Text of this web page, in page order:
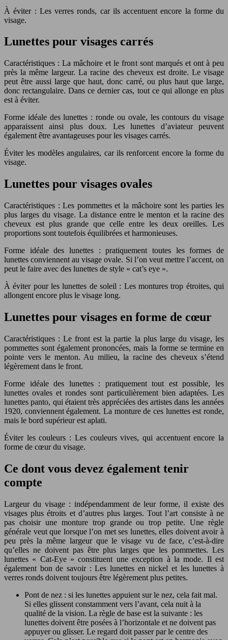
À éviter : Les verres ronds, car ils accentuent encore la forme du
visage.
Lunettes pour visages carrés
Caractéristiques : La mâchoire et le front sont marqués et ont à peu
près la même largeur. La racine des cheveux est droite. Le visage
peut être aussi large que haut, donc carré, ou plus haut que large,
donc rectangulaire. Dans ce dernier cas, tout ce qui allonge en plus
est à éviter.
Forme idéale des lunettes : ronde ou ovale, les contours du visage
apparaissent ainsi plus doux. Les lunettes d’aviateur peuvent
également être avantageuses pour les visages carrés.
Éviter les modèles angulaires, car ils renforcent encore la forme du
visage.
Lunettes pour visages ovales
Caractéristiques : Les pommettes et la mâchoire sont les parties les
plus larges du visage. La distance entre le menton et la racine des
cheveux est plus grande que celle entre les deux oreilles. Les
proportions sont toutefois équilibrées et harmonieuses.
Forme idéale des lunettes : pratiquement toutes les formes de
lunettes conviennent au visage ovale. Si l’on veut mettre l’accent, on
peut le faire avec des lunettes de style « cat’s eye ».
À éviter pour les lunettes de soleil : Les montures trop étroites, qui
allongent encore plus le visage long.
Lunettes pour visages en forme de cœur
Caractéristiques : Le front est la partie la plus large du visage, les
pommettes sont également prononcées, mais la forme se termine en
pointe vers le menton. Au milieu, la racine des cheveux s’étend
légèrement dans le front.
Forme idéale des lunettes : pratiquement tout est possible, les
lunettes ovales et rondes sont particulièrement bien adaptées. Les
lunettes panto, qui étaient très appréciées des artistes dans les années
1920, conviennent également. La monture de ces lunettes est ronde,
mais le bord supérieur est aplati.
Éviter les couleurs : Les couleurs vives, qui accentuent encore la
forme de cœur du visage.
Ce dont vous devez également tenir
compte
Largeur du visage : indépendamment de leur forme, il existe des
visages plus étroits et d’autres plus larges. Tout l’art consiste à ne
pas choisir une monture trop grande ou trop petite. Une règle
générale veut que lorsque l’on met ses lunettes, elles doivent avoir à
peu près la même largeur que le visage vu de face, c’est-à-dire
qu’elles ne doivent pas être plus larges que les pommettes. Les
lunettes « Cat-Eye » constituent une exception à la mode. Il est
également bon de savoir : Les lunettes en nickel et les lunettes à
verres ronds doivent toujours être légèrement plus petites.
Pont de nez : si les lunettes appuient sur le nez, cela fait mal.
Si elles glissent constamment vers l’avant, cela nuit à la
qualité de la vision. La règle de base est la suivante : les
lunettes doivent être posées à l’horizontale et ne doivent pas
appuyer ou glisser. Le regard doit passer par le centre des